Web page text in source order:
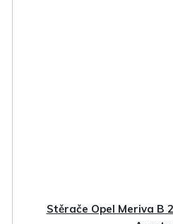
Stěrače Opel Meriva B